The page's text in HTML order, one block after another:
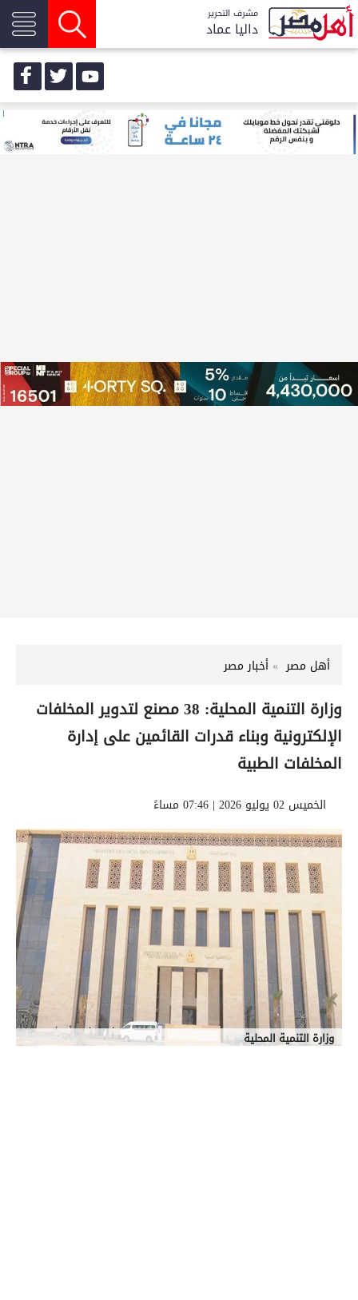
مشرف التحرير
داليا عماد
أهل مصر أخبار مصر
وزارة التنمية المحلية: 38 مصنع لتدوير المخلفات
الإلكترونية وبناء قدرات القائمين على إدارة
المخلفات الطبية
الخميس 02 يوليو 2026 | 07:46 مساءً
وزارة التنمية المحلية